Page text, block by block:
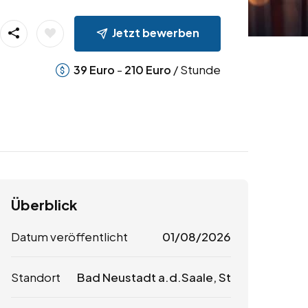
Jetzt bewerben
39 Euro - 210 Euro / Stunde
Überblick
Datum veröffentlicht 01/08/2026
Standort Bad Neustadt a.d.Saale, St